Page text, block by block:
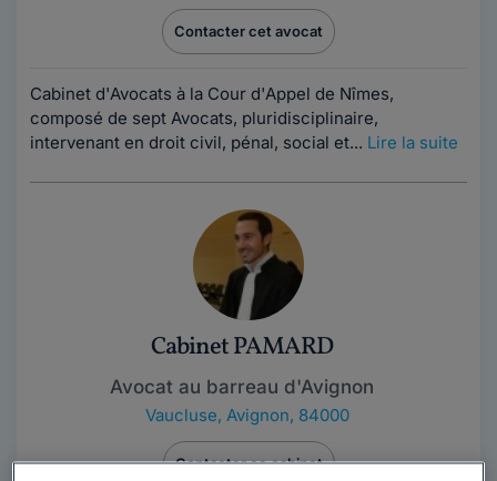
Contacter cet avocat
Cabinet d'Avocats à la Cour d'Appel de Nîmes,
composé de sept Avocats, pluridisciplinaire,
intervenant en droit civil, pénal, social et... Lire la suite
Cabinet PAMARD
Avocat au barreau d'Avignon
Vaucluse, Avignon, 84000
Contacter ce cabinet